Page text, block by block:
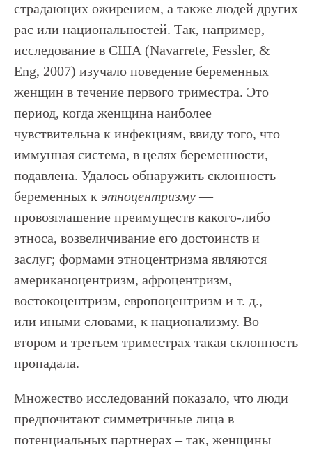
страдающих ожирением, а также людей других
рас или национальностей. Так, например,
исследование в США (Navarrete, Fessler, &
Eng, 2007) изучало поведение беременных
женщин в течение первого триместра. Это
период, когда женщина наиболее
чувствительна к инфекциям, ввиду того, что
иммунная система, в целях беременности,
подавлена. Удалось обнаружить склонность
беременных к этноцентризму—
провозглашение преимуществ какого-либо
этноса, возвеличивание его достоинств и
заслуг; формами этноцентризма являются
американоцентризм, афроцентризм,
востокоцентризм, европоцентризм и т. д., –
или иными словами, к национализму. Во
втором и третьем триместрах такая склонность
пропадала.
Множество исследований показало, что люди
предпочитают симметричные лица в
потенциальных партнерах – так, женщины